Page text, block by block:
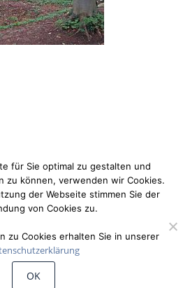
Erdbebenwarte Göttingen
für Sie optimal zu gestalten und
zu können, verwenden wir Cookies.
der Webseite stimmen Sie der
von Cookies zu.
zu Cookies erhalten Sie in unserer
OK